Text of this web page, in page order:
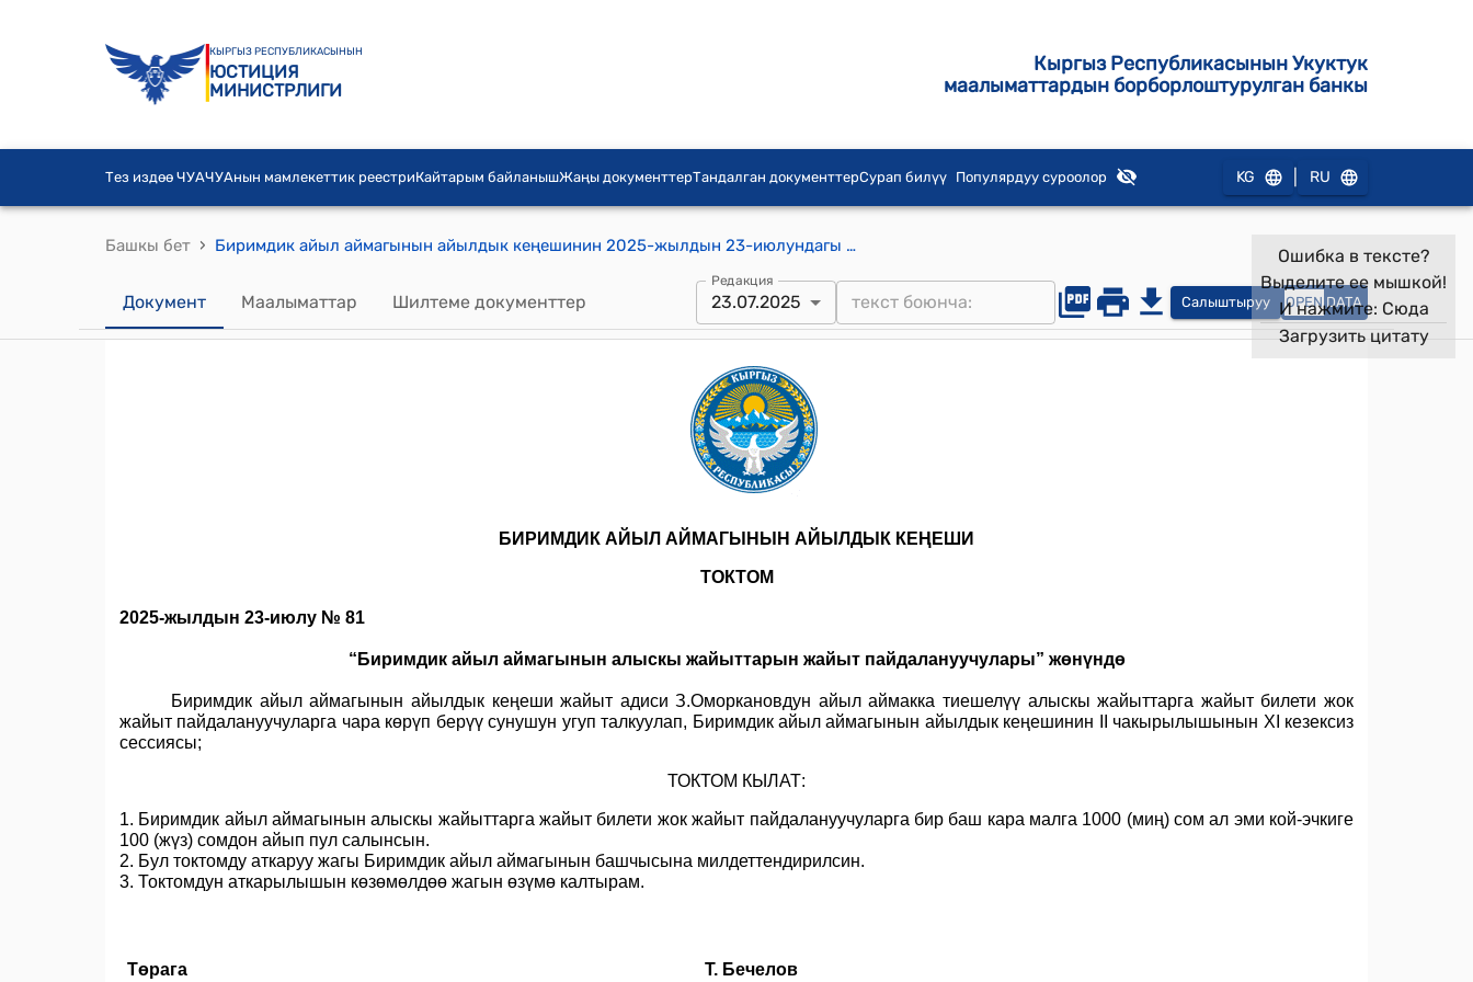
КЫРГЫЗ РЕСПУБЛИКАСЫНЫН
ЮСТИЦИЯ
МИНИСТРЛИГИ
Кыргыз Республикасынын Укуктук
маалыматтардын борборлоштурулган банкы
Тез издөө ЧУАЧУАнын мамлекеттик реестриКайтарым байланышЖаңы документтерТандалган документтерСурап билүү Популярдуу суроолор KG RU
Башкы бет › Биримдик айыл аймагынын айылдык кеңешинин 2025-жылдын 23-июлундагы № 81 "Биримдик айыл аймагынын алыскы жайыттарын жайыт пайдалануучулары” жөнүндө" токтому
Документ Маалыматтар Шилтеме документтер
Редакция
23.07.2025 Салыштыруу OPEN DATA
Ошибка в тексте?
Выделите ее мышкой!
И нажмите: Сюда
Загрузить цитату